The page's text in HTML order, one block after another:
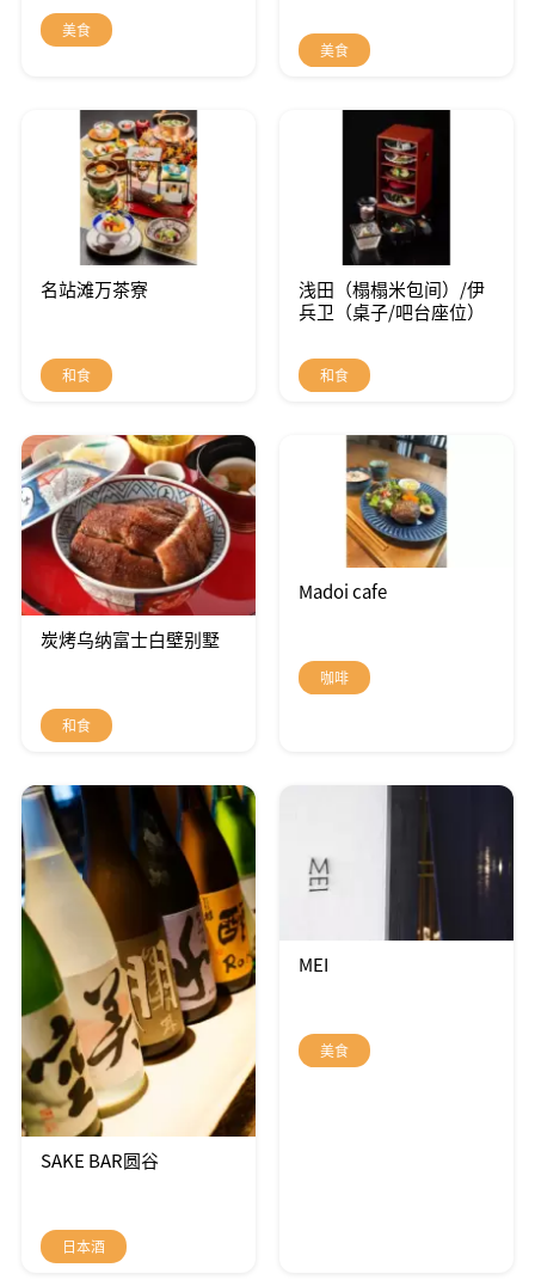
美食
美食
名站滩万茶寮
和食
浅田（榻榻米包间）/伊
兵卫（桌子/吧台座位）
和食
炭烤乌纳富士白壁别墅
和食
Madoi cafe
咖啡
SAKE BAR圆谷
日本酒
MEI
美食